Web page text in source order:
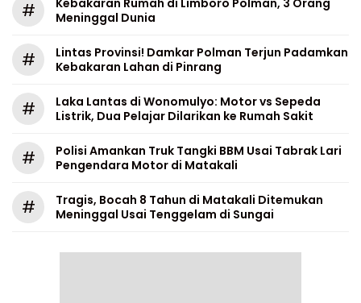
#
Meninggal Dunia
#
Lintas Provinsi! Damkar Polman Terjun Padamkan
Kebakaran Lahan di Pinrang
#
Laka Lantas di Wonomulyo: Motor vs Sepeda
Listrik, Dua Pelajar Dilarikan ke Rumah Sakit
#
Polisi Amankan Truk Tangki BBM Usai Tabrak Lari
Pengendara Motor di Matakali
#
Tragis, Bocah 8 Tahun di Matakali Ditemukan
Meninggal Usai Tenggelam di Sungai